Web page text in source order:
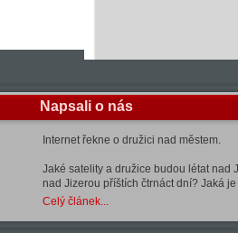
Napsali o nás
Internet řekne o družici nad městem.
Jaké satelity a družice budou létat nad
nad Jizerou příštích čtrnáct dní? Jaká
Celý článek...